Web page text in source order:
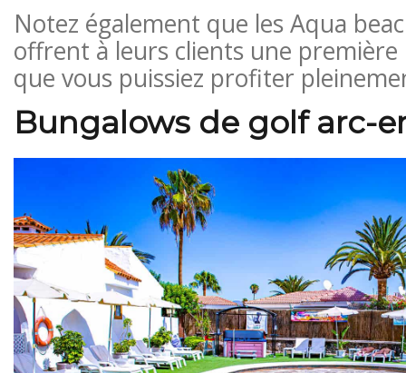
Notez également que les Aqua
offrent à leurs clients une
que vous puissiez profiter
Bungalows de golf arc-